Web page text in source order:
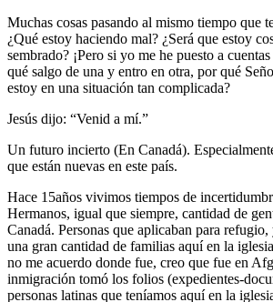
Muchas cosas pasando al mismo tiempo que
¿Qué estoy haciendo mal? ¿Será que estoy
sembrado? ¡Pero si yo me he puesto a
qué salgo de una y entro en otra, por qué
estoy en una situación tan complicada?
Jesús dijo: “Venid a mí.”
Un futuro incierto (En Canadá).
que están nuevas en este país.
Hace 15años vivimos tiempos de
Hermanos, igual que siempre, cantidad de
Canadá. Personas que aplicaban para
una gran cantidad de familias aquí en la
no me acuerdo donde fue, creo que fue en
inmigración tomó los folios (expedientes-
personas latinas que teníamos aquí en la